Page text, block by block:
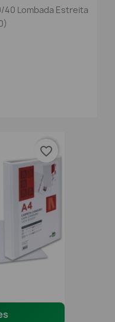
40 Lombada Estreita
favorite_border